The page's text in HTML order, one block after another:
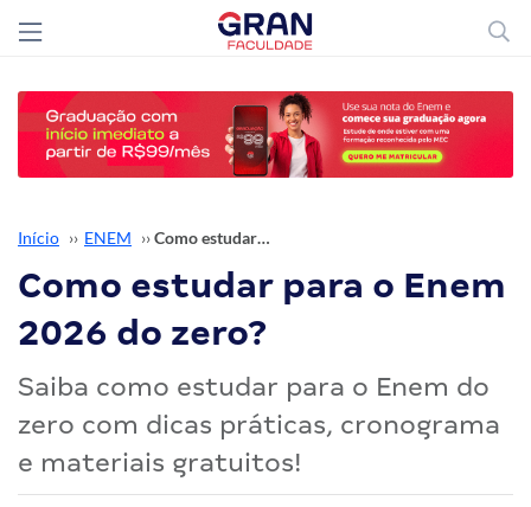
Início ›› ENEM ›› Como estudar para o Enem 2026 do zero?
Como estudar para o Enem
2026 do zero?
Saiba como estudar para o Enem do
zero com dicas práticas, cronograma
e materiais gratuitos!